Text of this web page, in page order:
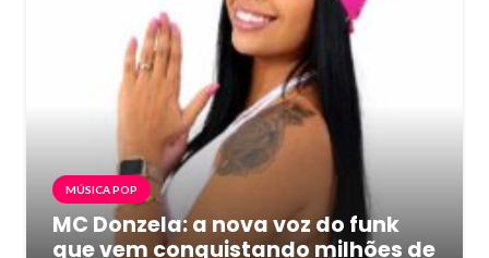
MÚSICA POP
MC Donzela: a nova voz do funk
que vem conquistando milhões de